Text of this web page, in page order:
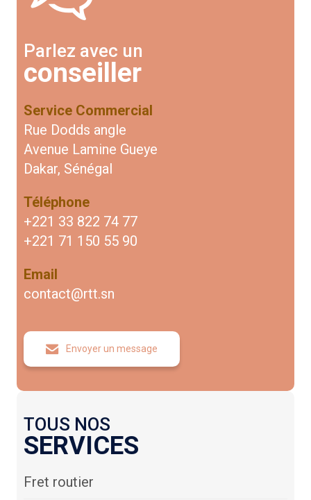
Parlez avec un
conseiller
Service Commercial
Rue Dodds angle
Avenue Lamine Gueye
Dakar, Sénégal
Téléphone
+221 33 822 74 77
+221 71 150 55 90
Email
contact@rtt.sn
Envoyer un message
TOUS NOS
SERVICES
Fret routier